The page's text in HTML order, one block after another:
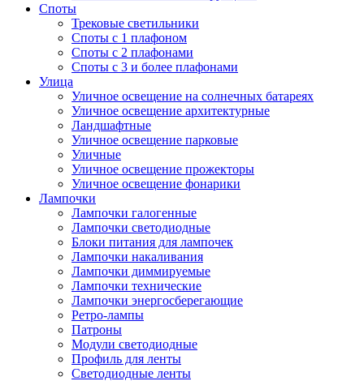
Споты
Трековые светильники
Споты с 1 плафоном
Споты с 2 плафонами
Споты с 3 и более плафонами
Улица
Уличное освещение на солнечных батареях
Уличное освещение архитектурные
Ландшафтные
Уличное освещение парковые
Уличные
Уличное освещение прожекторы
Уличное освещение фонарики
Лампочки
Лампочки галогенные
Лампочки светодиодные
Блоки питания для лампочек
Лампочки накаливания
Лампочки диммируемые
Лампочки технические
Лампочки энергосберегающие
Ретро-лампы
Патроны
Модули светодиодные
Профиль для ленты
Светодиодные ленты